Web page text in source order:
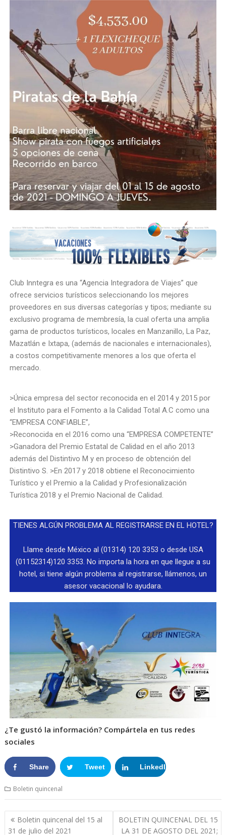
Club Inntegra es una “Agencia Integradora de Viajes” que
ofrece servicios turísticos seleccionando los mejores
proveedores en sus diversas categorías y tipos; mediante su
exclusivo programa de membresía, la cual oferta una amplia
gama de productos turísticos, locales en Manzanillo, La Paz,
Mazatlán e Ixtapa, (además de nacionales e internacionales),
a costos competitivamente menores a los que oferta el
mercado.
>Única empresa del sector reconocida en el 2014 y 2015 por
el Instituto para el Fomento a la Calidad Total A.C como una
“EMPRESA CONFIABLE”,
>Reconocida en el 2016 como una “EMPRESA COMPETENTE”
>Ganadora del Premio Estatal de Calidad en el año 2013
además del Distintivo M y en proceso de obtención del
Distintivo S. >En 2017 y 2018 obtiene el Reconocimiento
Turístico y el Premio a la Calidad y Profesionalización
Turística 2018 y el Premio Nacional de Calidad.
TIENES ALGÚN PROBLEMA AL REGISTRARSE EN EL HOTEL?
Llame desde México al (01314) 120 3353 o desde USA
(01152314)120 3353. No importa la hora en que llegue a su
hotel, si tiene algún problema al registrarse, llámenos, un
asesor vacacional lo ayudara.
¿Te gustó la información? Compártela en tus redes
sociales
Share Tweet LinkedIn
Boletin quincenal
Boletin quincenal del 15 al
31 de julio del 2021
BOLETIN QUINCENAL DEL 15
LA 31 DE AGOSTO DEL 2021;